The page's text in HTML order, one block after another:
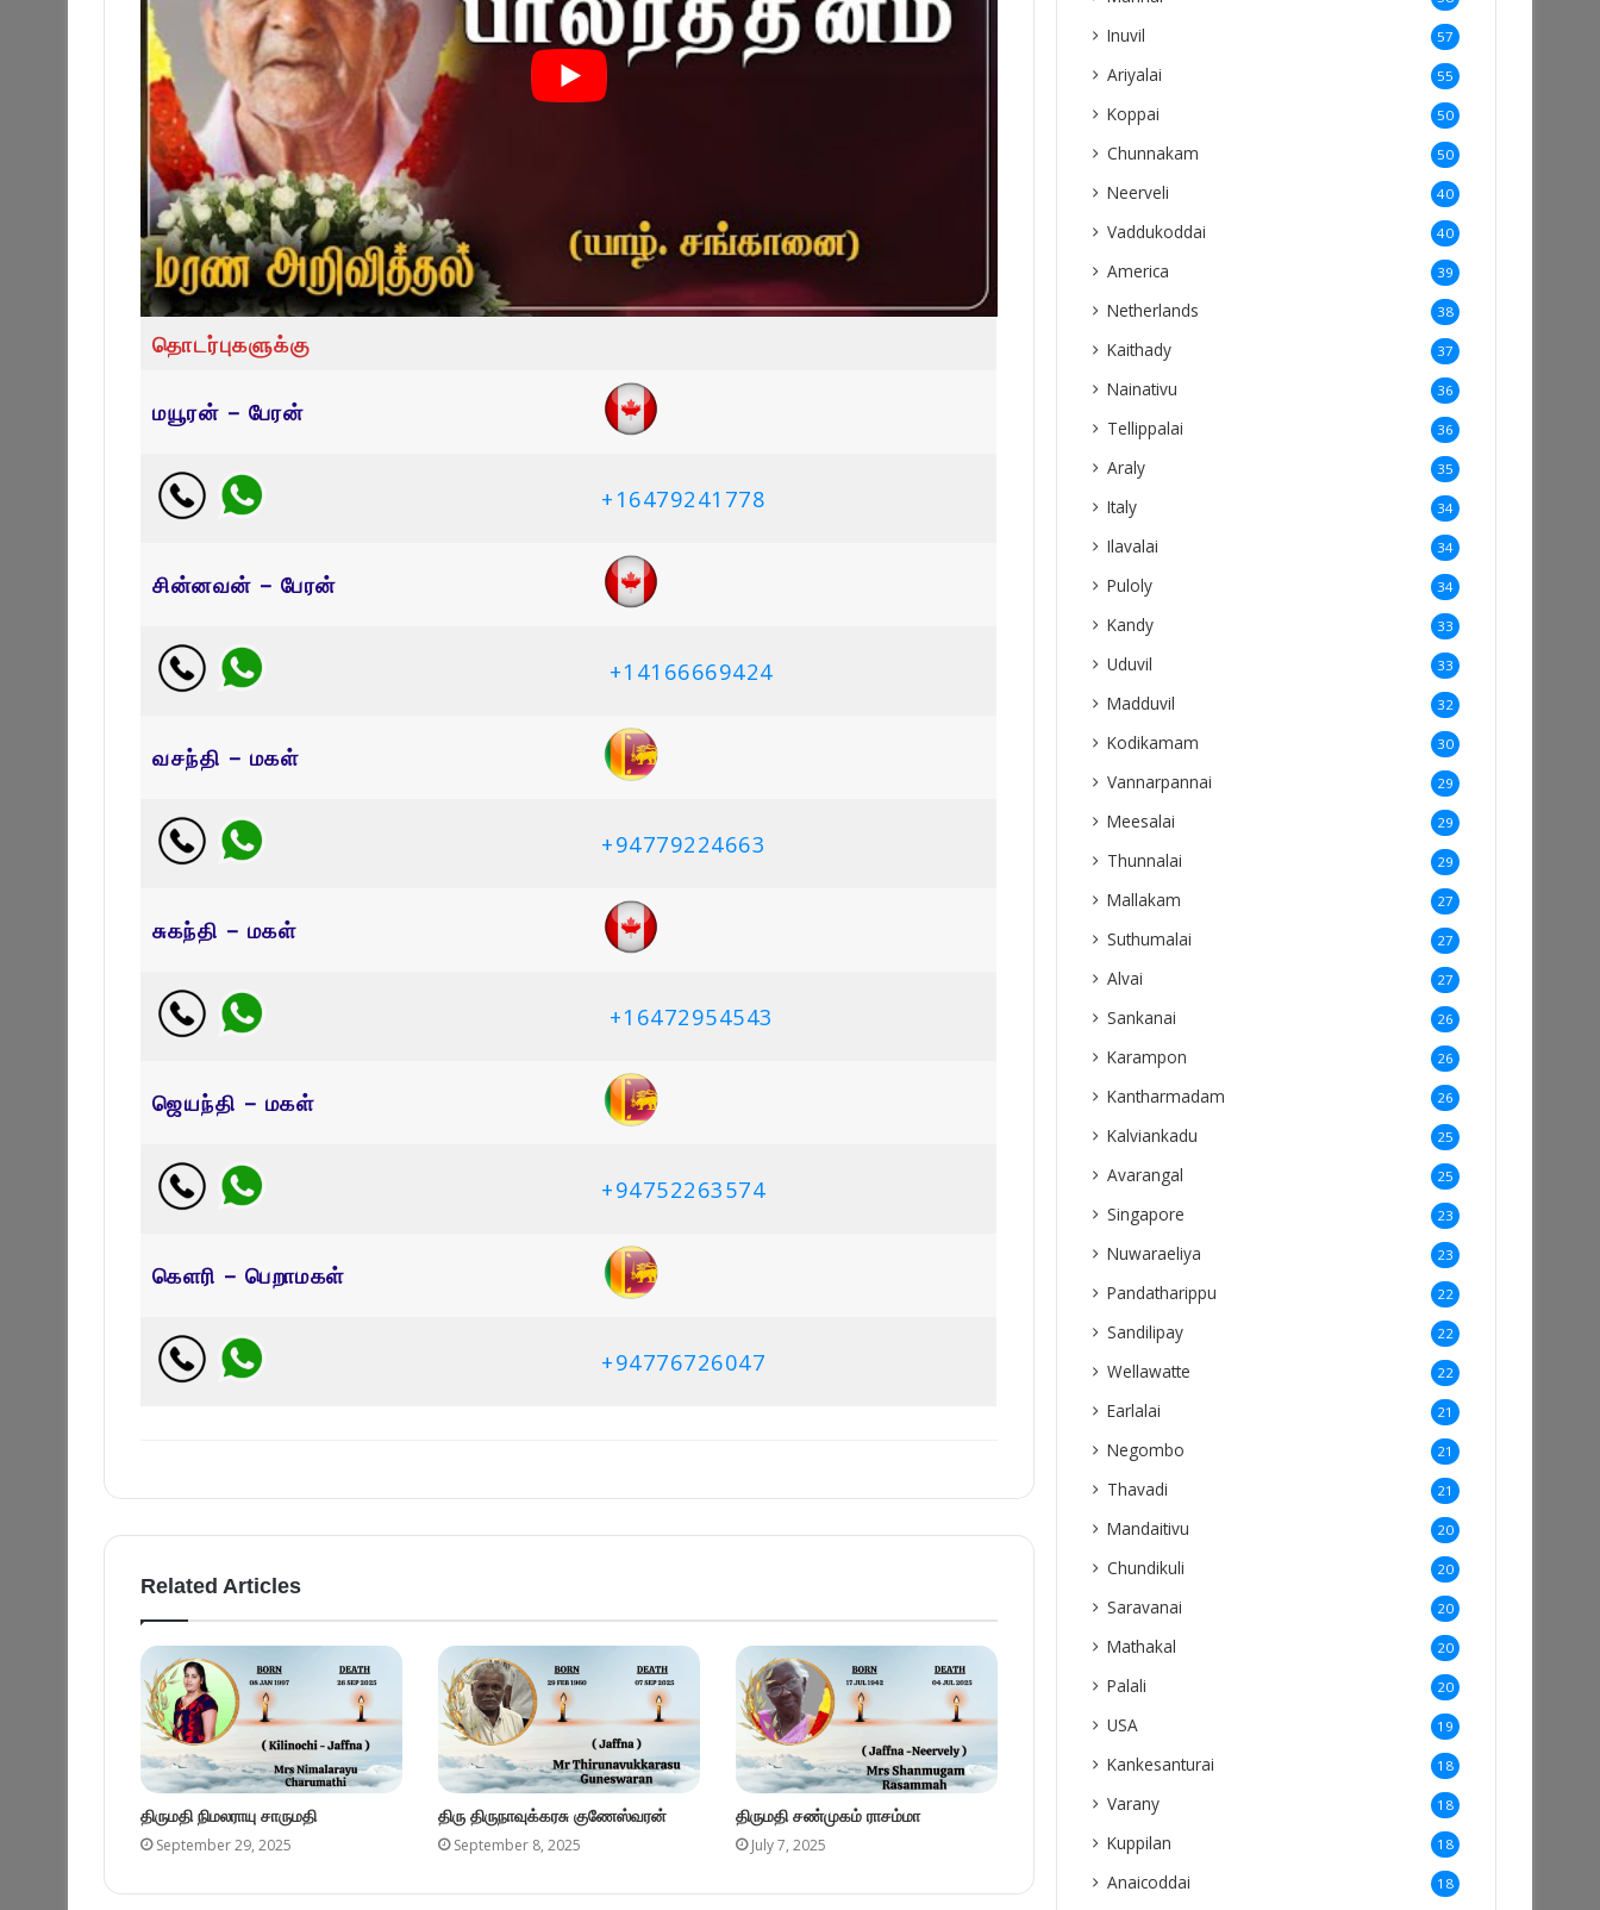
தொடர்புகளுக்கு
மயூரன் – பேரன்
+16479241778
சின்னவன் – பேரன்
+14166669424
வசந்தி – மகள்
+94779224663
சுகந்தி – மகள்
+16472954543
ஜெயந்தி – மகள்
+94752263574
கெளரி – பெறாமகள்
+94776726047
Related Articles
திருமதி நிமலராயு சாருமதி
September 29, 2025
திரு திருநாவுக்கரசு குணேஸ்வரன்
September 8, 2025
திருமதி சண்முகம் ராசம்மா
July 7, 2025
Inuvil 57
Ariyalai 55
Koppai 50
Chunnakam 50
Neerveli 40
Vaddukoddai 40
America 39
Netherlands 38
Kaithady 37
Nainativu 36
Tellippalai 36
Araly 35
Italy 34
Ilavalai 34
Puloly 34
Kandy 33
Uduvil 33
Madduvil 32
Kodikamam 30
Vannarpannai 29
Meesalai 29
Thunnalai 29
Mallakam 27
Suthumalai 27
Alvai 27
Sankanai 26
Karampon 26
Kantharmadam 26
Kalviankadu 25
Avarangal 25
Singapore 23
Nuwaraeliya 23
Pandatharippu 22
Sandilipay 22
Wellawatte 22
Earlalai 21
Negombo 21
Thavadi 21
Mandaitivu 20
Chundikuli 20
Saravanai 20
Mathakal 20
Palali 20
USA 19
Kankesanturai 18
Varany 18
Kuppilan 18
Anaicoddai 18